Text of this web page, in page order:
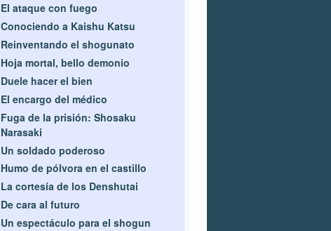
El ataque con fuego
Conociendo a Kaishu Katsu
Reinventando el shogunato
Hoja mortal, bello demonio
Duele hacer el bien
El encargo del médico
Fuga de la prisión: Shosaku
Narasaki
Un soldado poderoso
Humo de pólvora en el castillo
La cortesía de los Denshutai
De cara al futuro
Un espectáculo para el shogun